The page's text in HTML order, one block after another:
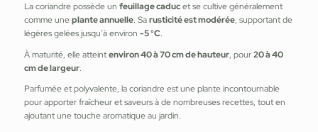
La coriandre possède un feuillage caducet se cultive généralement
comme uneplante annuelle. Sarusticité est modérée, supportant de
légères gelées jusqu’à environ -5 °C.
À maturité, elle atteintenviron 40 à 70 cm de hauteur, pour20 à 40
cm de largeur.
Parfumée et polyvalente, la coriandre est une plante incontournable
pour apporter fraîcheur et saveurs à de nombreuses recettes, tout en
ajoutant une touche aromatique au jardin.